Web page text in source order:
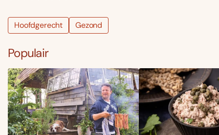
Hoofdgerecht Gezond
Populair